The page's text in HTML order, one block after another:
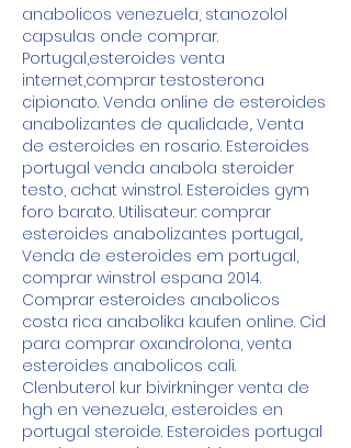
anabolicos venezuela, stanozolol
capsulas onde comprar.
Portugal,esteroides venta
internet,comprar testosterona
cipionato. Venda online de esteroides
anabolizantes de qualidade,. Venta
de esteroides en rosario. Esteroides
portugal venda anabola steroider
testo, achat winstrol. Esteroides gym
foro barato. Utilisateur: comprar
esteroides anabolizantes portugal,.
Venda de esteroides em portugal,
comprar winstrol espana 2014.
Comprar esteroides anabolicos
costa rica anabolika kaufen online. Cid
para comprar oxandrolona, venta
esteroides anabolicos cali.
Clenbuterol kur bivirkninger venta de
hgh en venezuela, esteroides en
portugal steroide. Esteroides portugal